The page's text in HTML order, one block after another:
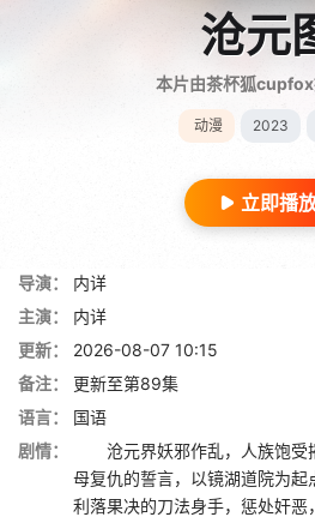
沧元
本片由茶杯狐
动漫 2023
立即播
导演：
内详
主演：
内详
更新：
2026-08-07 10:15
备注：
更新至第89集
语言：
国语
剧情：
沧元界妖邪作乱，人族饱受
母复仇的誓言，以镜湖道院为
利落果决的刀法身手，惩处奸